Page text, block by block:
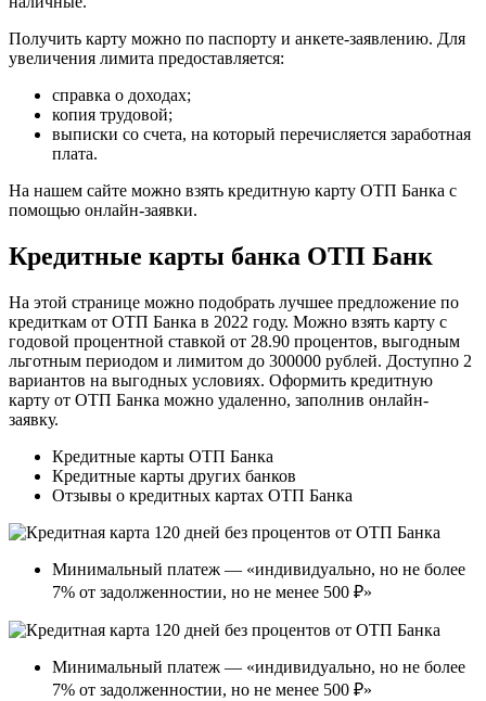
Получить карту можно по паспорту и анкете-заявлению. Для
увеличения лимита предоставляется:
справка о доходах;
копия трудовой;
выписки со счета, на который перечисляется заработная
плата.
На нашем сайте можно взять кредитную карту ОТП Банка с
помощью онлайн-заявки.
Кредитные карты банка ОТП Банк
На этой странице можно подобрать лучшее предложение по
кредиткам от ОТП Банка в 2022 году. Можно взять карту с
годовой процентной ставкой от 28.90 процентов, выгодным
льготным периодом и лимитом до 300000 рублей. Доступно 2
вариантов на выгодных условиях. Оформить кредитную
карту от ОТП Банка можно удаленно, заполнив онлайн-
заявку.
Кредитные карты ОТП Банка
Кредитные карты других банков
Отзывы о кредитных картах ОТП Банка
Минимальный платеж — «индивидуально, но не более
7% от задолженностии, но не менее 500 ₽»
Минимальный платеж — «индивидуально, но не более
7% от задолженностии, но не менее 500 ₽»